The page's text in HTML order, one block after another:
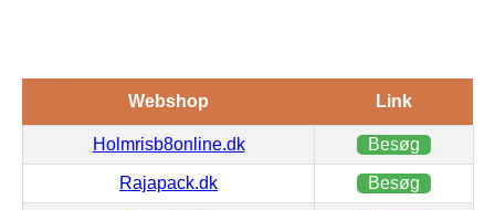
Webshop Link
Holmrisb8online.dk Besøg
Rajapack.dk Besøg